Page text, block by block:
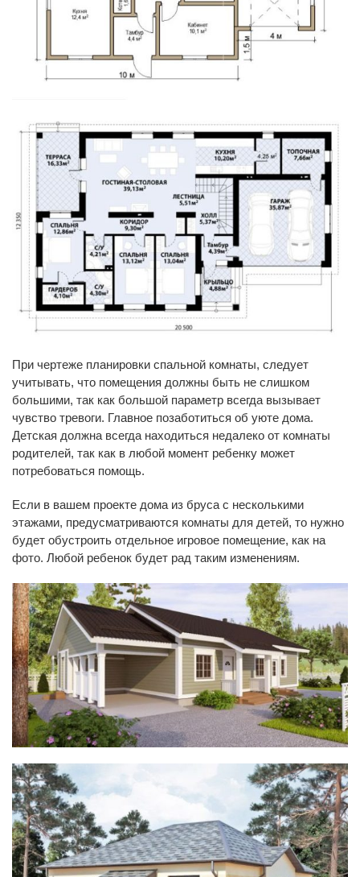
При чертеже планировки спальной комнаты, следует
учитывать, что помещения должны быть не слишком
большими, так как большой параметр всегда вызывает
чувство тревоги. Главное позаботиться об уюте дома.
Детская должна всегда находиться недалеко от комнаты
родителей, так как в любой момент ребенку может
потребоваться помощь.
Если в вашем проекте дома из бруса с несколькими
этажами, предусматриваются комнаты для детей, то нужно
будет обустроить отдельное игровое помещение, как на
фото. Любой ребенок будет рад таким изменениям.